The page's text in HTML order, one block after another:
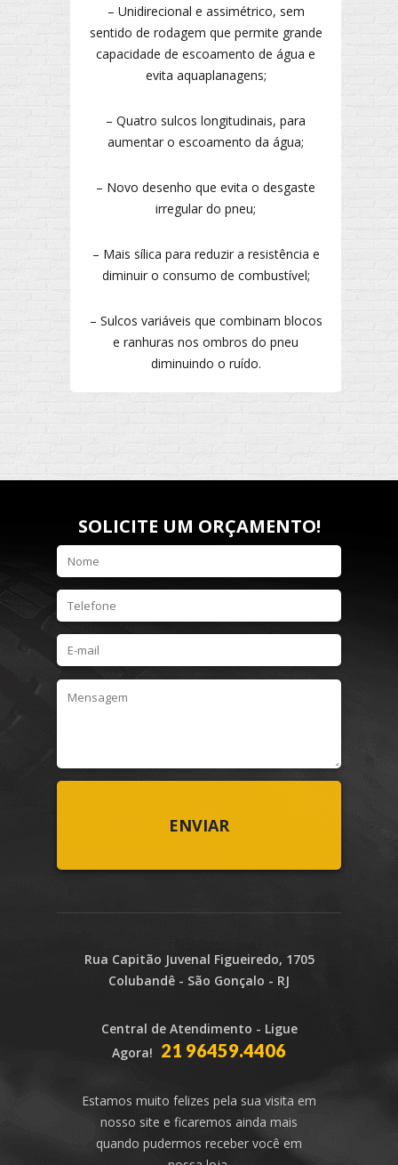
– Unidirecional e assimétrico, sem
sentido de rodagem que permite grande
capacidade de escoamento de água e
evita aquaplanagens;
– Quatro sulcos longitudinais, para
aumentar o escoamento da água;
– Novo desenho que evita o desgaste
irregular do pneu;
– Mais sílica para reduzir a resistência e
diminuir o consumo de combustível;
– Sulcos variáveis que combinam blocos
e ranhuras nos ombros do pneu
diminuindo o ruído.
SOLICITE UM ORÇAMENTO!
Rua Capitão Juvenal Figueiredo, 1705
Colubandê - São Gonçalo - RJ
Central de Atendimento - Ligue
Agora! 21 96459.4406
Estamos muito felizes pela sua visita em
nosso site e ficaremos ainda mais
quando pudermos receber você em